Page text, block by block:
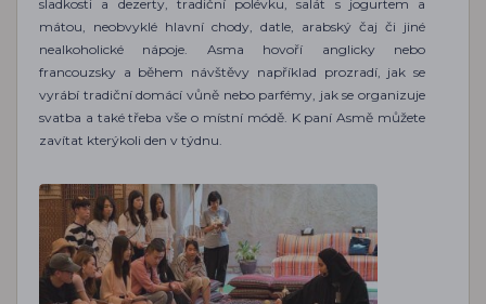
sladkosti a dezerty, tradiční polévku, salát s jogurtem a
mátou, neobvyklé hlavní chody, datle, arabský čaj či jiné
nealkoholické nápoje. Asma hovoří anglicky nebo
francouzsky a během návštěvy například prozradí, jak se
vyrábí tradiční domácí vůně nebo parfémy, jak se organizuje
svatba a také třeba vše o místní módě. K paní Asmě můžete
zavítat kterýkoli den v týdnu.